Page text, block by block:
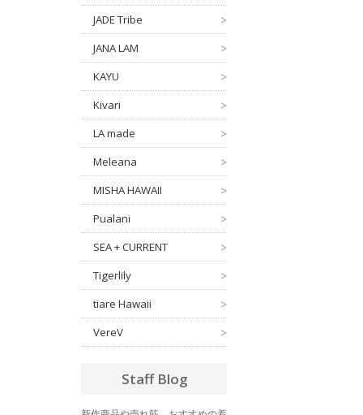
JADE Tribe >
JANA LAM >
KAYU >
Kivari >
LA made >
Meleana >
MISHA HAWAII >
Pualani >
SEA + CURRENT >
Tigerlily >
tiare Hawaii >
VereV >
Staff Blog